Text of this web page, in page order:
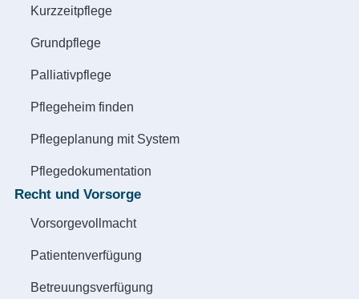
Kurzzeitpflege
Grundpflege
Palliativpflege
Pflegeheim finden
Pflegeplanung mit System
Pflegedokumentation
Recht und Vorsorge
Vorsorgevollmacht
Patientenverfügung
Betreuungsverfügung